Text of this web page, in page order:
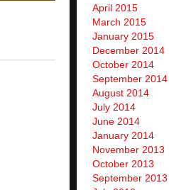
April 2015
March 2015
January 2015
December 2014
October 2014
September 2014
August 2014
July 2014
June 2014
January 2014
November 2013
October 2013
September 2013